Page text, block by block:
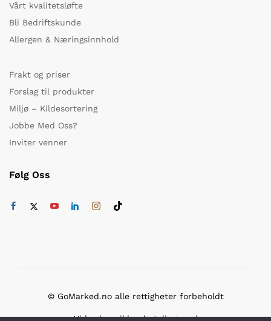
Vårt kvalitetsløfte
Bli Bedriftskunde
Allergen & Næringsinnhold
Frakt og priser
Forslag til produkter
Miljø – Kildesortering
Jobbe Med Oss?
Inviter venner
Følg Oss
© GoMarked.no alle rettigheter forbeholdt
Vi bruker sikker betaling med